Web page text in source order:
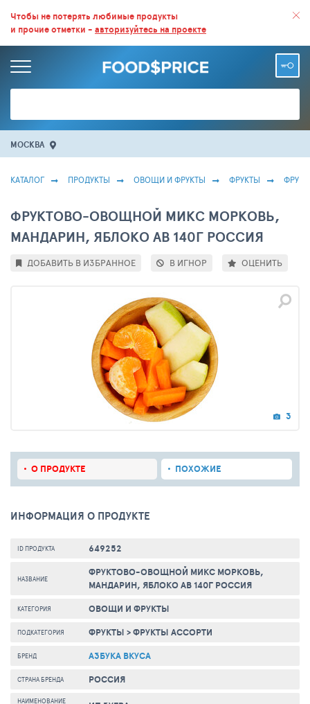
ВСЕ СКИДКИ И ВЫГОДНЫЕ ЦЕНЫ НА ПРОДУКТЫ В МАГАЗИНАХ.
БОЛЬШЕ 100 000 ТОВАРОВ. ЕЖЕДНЕВНОЕ ОБНОВЛЕНИЕ ЦЕН.
Чтобы не потерять любимые продукты
и прочие отметки - авторизуйтесь на проекте
МОСКВА
КАТАЛОГ ПРОДУКТЫ ОВОЩИ И ФРУКТЫ ФРУКТЫ
ФРУКТОВО-ОВОЩНОЙ МИКС МОРКОВЬ,
МАНДАРИН, ЯБЛОКО АВ 140Г РОССИЯ
3
ДОБАВИТЬ В ИЗБРАННОЕ В ИГНОР ОЦЕНИТЬ
О ПРОДУКТЕ ПОХОЖИЕ
ИНФОРМАЦИЯ О ПРОДУКТЕ
ID ПРОДУКТА 649252
НАЗВАНИЕ
ФРУКТОВО-ОВОЩНОЙ МИКС МОРКОВЬ,
МАНДАРИН, ЯБЛОКО АВ 140Г РОССИЯ
КАТЕГОРИЯ ОВОЩИ И ФРУКТЫ
ПОДКАТЕГОРИЯ ФРУКТЫ >ФРУКТЫ АССОРТИ
БРЕНД АЗБУКА ВКУСА
СТРАНА БРЕНДА РОССИЯ
НАИМЕНОВАНИЕ